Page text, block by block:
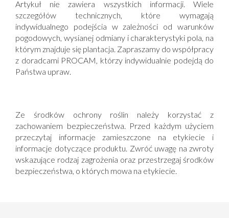
Artykuł nie zawiera wszystkich informacji. Wiele
szczegółów technicznych, które wymagają
indywidualnego podejścia w zależności od warunków
pogodowych, wysianej odmiany i charakterystyki pola, na
którym znajduje się plantacja. Zapraszamy do współpracy
z doradcami PROCAM, którzy indywidualnie podejdą do
Państwa upraw.
Ze środków ochrony roślin należy korzystać z
zachowaniem bezpieczeństwa. Przed każdym użyciem
przeczytaj informacje zamieszczone na etykiecie i
informacje dotyczące produktu. Zwróć uwagę na zwroty
wskazujące rodzaj zagrożenia oraz przestrzegaj środków
bezpieczeństwa, o których mowa na etykiecie.